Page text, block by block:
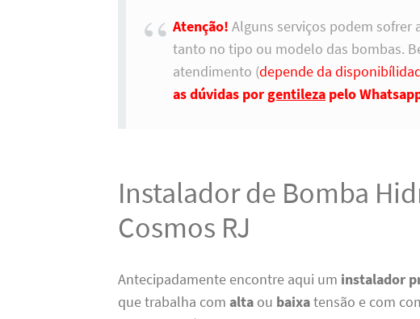
Atenção! Alguns serviços podem
tanto no tipo ou modelo das bombas.
atendimento (depende da
as dúvidas por gentilezapelo
Instalador de Bomba
Cosmos RJ
Antecipadamente encontre aqui um instalador
que trabalha comalta ou baixatensão e com